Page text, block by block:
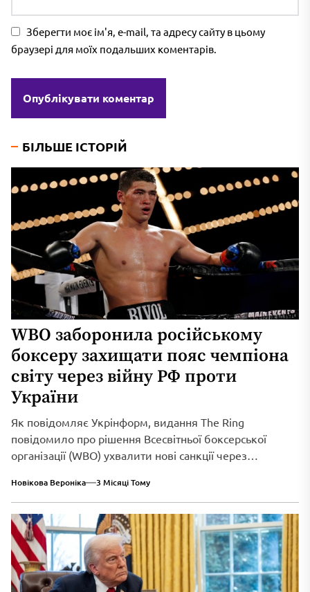
Зберегти моє ім'я, e-mail, та адресу сайту в цьому
браузері для моїх подальших коментарів.
БІЛЬШЕ ІСТОРІЙ
WBO заборонила російському
боксеру захищати пояс чемпіона
світу через війну РФ проти
України
Як повідомляє Укрінформ, видання The Ring
повідомило про рішення Всесвітньої боксерської
організації (WBO) ухвалити нові санкції через
Новікова Вероніка 3 Місяці Тому